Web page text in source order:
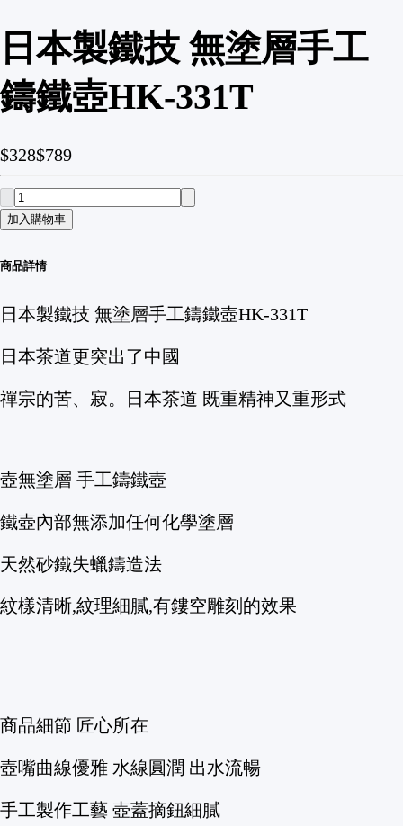
日本製鐵技 無塗層手工
鑄鐵壺HK-331T
$328$789
加入購物車
商品詳情
日本製鐵技 無塗層手工鑄鐵壺HK-331T
日本茶道更突出了中國
禪宗的苦、寂。日本茶道 既重精神又重形式
壺無塗層 手工鑄鐵壺
鐵壺內部無添加任何化學塗層
天然砂鐵失蠟鑄造法
紋樣清晰,紋理細膩,有鏤空雕刻的效果
商品細節 匠心所在
壺嘴曲線優雅 水線圓潤 出水流暢
手工製作工藝 壺蓋摘鈕細膩